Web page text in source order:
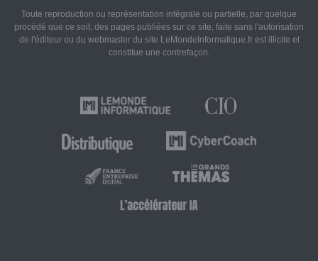
Toute reproduction ou représentation intégrale ou partielle, par quelque
procédé que ce soit, des pages publiées sur ce site, faite sans l'autorisation
de l'éditeur ou du webmaster du site LeMondeInformatique.fr est illicite et
constitue une contrefaçon.